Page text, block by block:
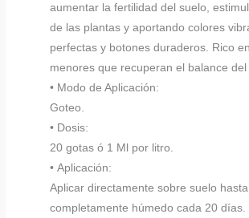
aumentar la fertilidad del suelo,
de las plantas y aportando colores
perfectas y botones duraderos. Rico
menores que recuperan el balance del
• Modo de Aplicación:
Goteo.
• Dosis:
20 gotas ó 1 Ml por litro.
• Aplicación:
Aplicar directamente sobre suelo
completamente húmedo cada 20 días.